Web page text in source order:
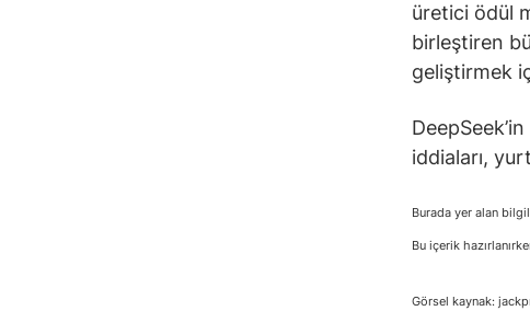
üretici ödül
birleştiren
geliştirmek
iddiaları,
Burada yer alan
Bu içerik
Görsel kaynak: